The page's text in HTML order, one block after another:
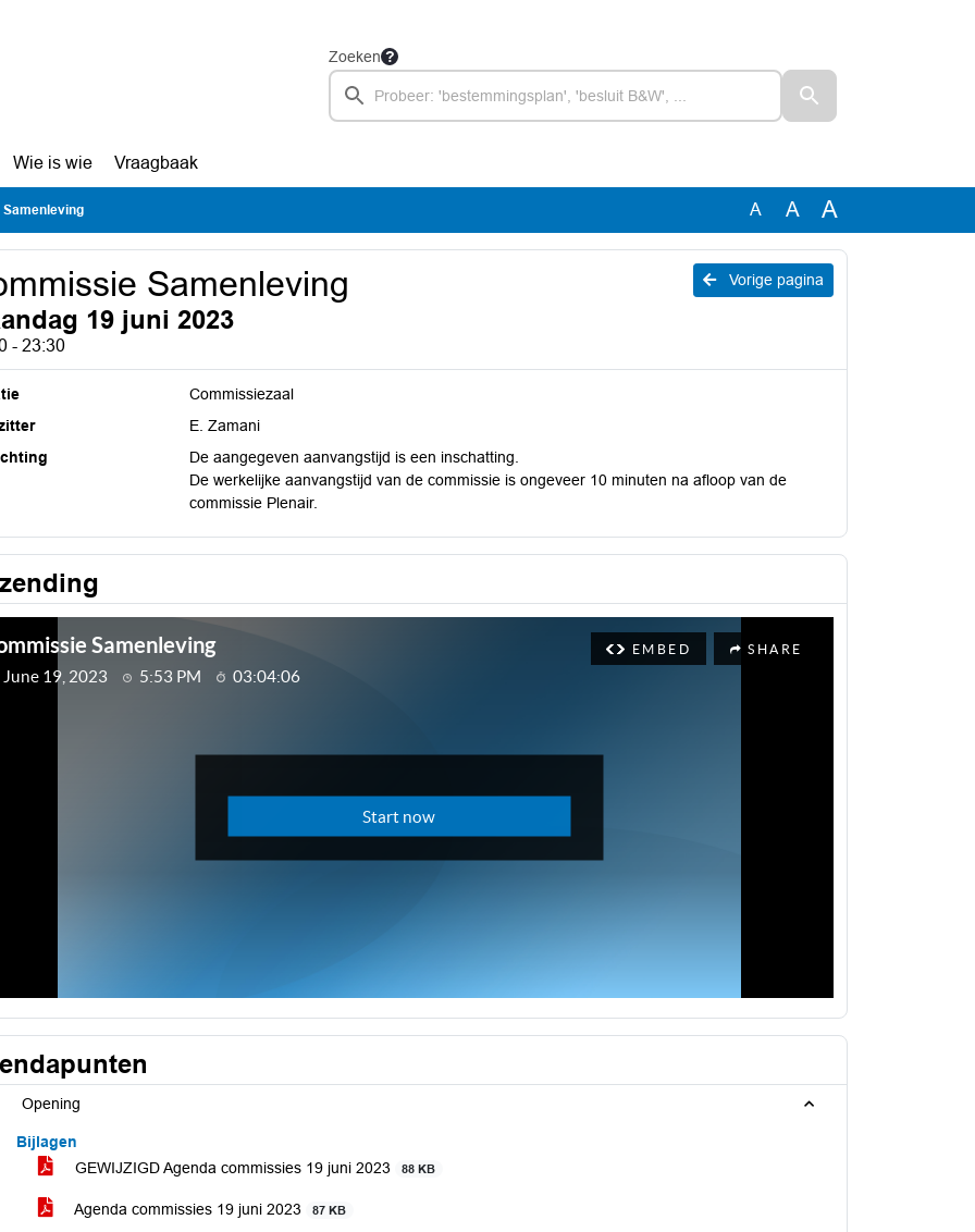
Zoeken
Wie is wie Vraagbaak
A A A
Vorige pagina
Samenleving
19 juni 2023
- 23:30
Commissiezaal
E. Zamani
De aangegeven aanvangstijd is een inschatting.
De werkelijke aanvangstijd van de commissie is ongeveer 10 minuten na afloop van de
commissie Plenair.
Opening
Bijlagen
GEWIJZIGD Agenda commissies 19 juni 2023
88 KB
Agenda commissies 19 juni 2023 87 KB